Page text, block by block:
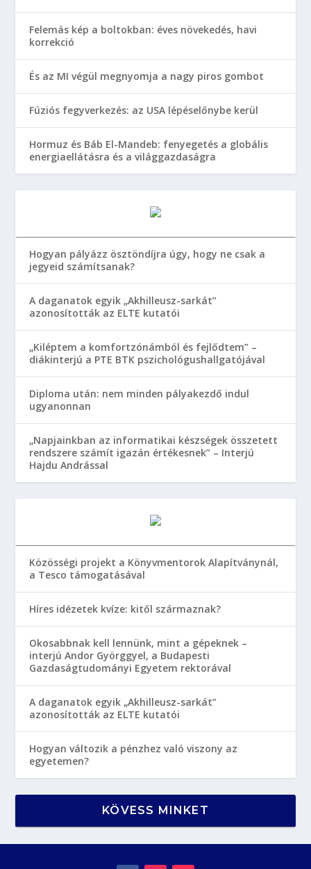
Felemás kép a boltokban: éves növekedés, havi
korrekció
És az MI végül megnyomja a nagy piros gombot
Fúziós fegyverkezés: az USA lépéselőnybe kerül
Hormuz és Báb El-Mandeb: fenyegetés a globális
energiaellátásra és a világgazdaságra
Hogyan pályázz ösztöndíjra úgy, hogy ne csak a
jegyeid számítsanak?
A daganatok egyik „Akhilleusz-sarkát”
azonosították az ELTE kutatói
„Kiléptem a komfortzónámból és fejlődtem” –
diákinterjú a PTE BTK pszichológushallgatójával
Diploma után: nem minden pályakezdő indul
ugyanonnan
„Napjainkban az informatikai készségek összetett
rendszere számít igazán értékesnek” – Interjú
Hajdu Andrással
Közösségi projekt a Könyvmentorok Alapítványnál,
a Tesco támogatásával
Híres idézetek kvíze: kitől származnak?
Okosabbnak kell lennünk, mint a gépeknek –
interjú Andor Györggyel, a Budapesti
Gazdaságtudományi Egyetem rektorával
A daganatok egyik „Akhilleusz-sarkát”
azonosították az ELTE kutatói
Hogyan változik a pénzhez való viszony az
egyetemen?
KÖVESS MINKET